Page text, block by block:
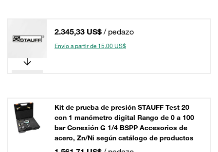
2.345,33 US$ / pedazo
Envío a partir de 15,00 US$
Kit de prueba de presión STAUFF Test 20
con 1 manómetro digital Rango de 0 a 100
bar Conexión G 1/4 BSPP Accesorios de
acero, Zn/Ni según catálogo de productos